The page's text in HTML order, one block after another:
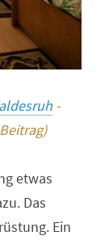
-
etwas
Das
Ein